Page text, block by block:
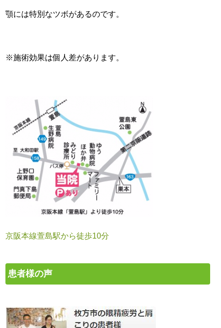
顎には特別なツボがあるのです。
※施術効果は個人差があります。
京阪本線萱島駅から徒歩10分
患者様の声